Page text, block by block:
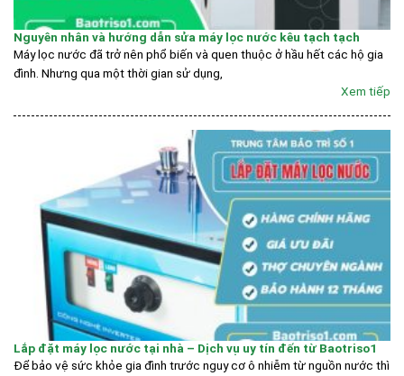
Nguyên nhân và hướng dẫn sửa máy lọc nước kêu tạch tạch
Máy lọc nước đã trở nên phổ biến và quen thuộc ở hầu hết các hộ gia
đình. Nhưng qua một thời gian sử dụng,
Xem tiếp
Lắp đặt máy lọc nước tại nhà – Dịch vụ uy tín đến từ Baotriso1
Để bảo vệ sức khỏe gia đình trước nguy cơ ô nhiễm từ nguồn nước thì